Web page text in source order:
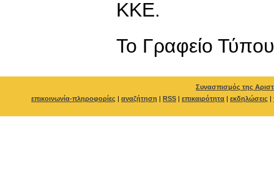
ΚΚΕ.
To Γραφείο Τύπου
Συνασπισμός της
επικοινωνία-πληροφορίες | αναζήτηση | RSS | επικαιρότητα | εκδηλώσεις |